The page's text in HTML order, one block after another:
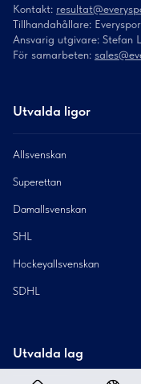
Kontakt:
Tillhandahållare:
Ansvarig utgivare: Stefan
För samarbeten:
Utvalda ligor
Allsvenskan
Superettan
Damallsvenskan
SHL
Hockeyallsvenskan
SDHL
Utvalda lag